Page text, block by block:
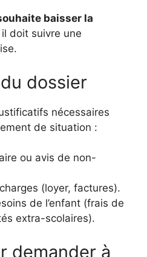
baisser la
il doit suivre une
dossier
nécessaires
de situation :
ou avis de non-
(loyer, factures).
de l’enfant (frais de
extra-scolaires).
demander à